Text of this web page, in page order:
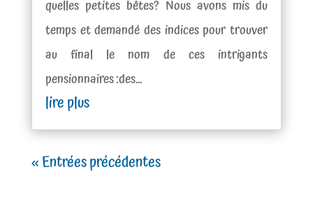
quelles petites bêtes? Nous avons mis du
temps et demandé des indices pour trouver
au final le nom de ces intrigants
pensionnaires :des...
lire plus
« Entrées précédentes